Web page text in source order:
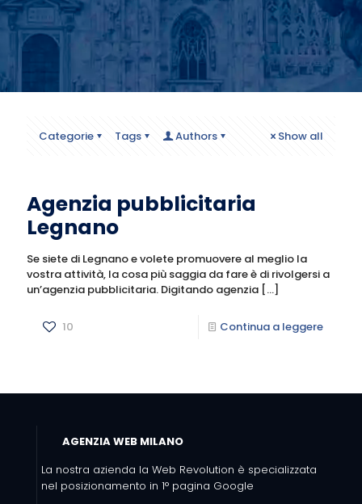
Categorie Tags Authors Show all
Agenzia pubblicitaria
Legnano
Se siete di Legnano e volete promuovere al meglio la
vostra attività, la cosa più saggia da fare è di rivolgersi a
un’agenzia pubblicitaria. Digitando agenzia […]
10 Continua a leggere
AGENZIA WEB MILANO
La nostra azienda la Web Revolution è specializzata
nel posizionamento in 1° pagina Google